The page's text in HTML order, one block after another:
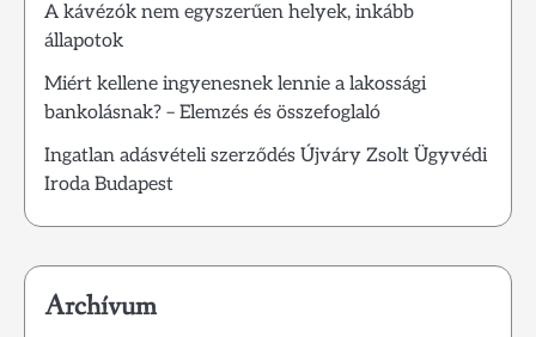
A kávézók nem egyszerűen helyek, inkább
állapotok
Miért kellene ingyenesnek lennie a lakossági
bankolásnak? – Elemzés és összefoglaló
Ingatlan adásvételi szerződés Újváry Zsolt Ügyvédi
Iroda Budapest
Archívum